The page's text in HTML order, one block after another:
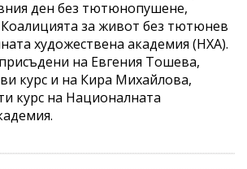
ден без тютюнопушене,
за живот без тютюнев
художествена академия (НХА).
на Евгения Тошева,
курс и на Кира Михайлова,
курс на Националната